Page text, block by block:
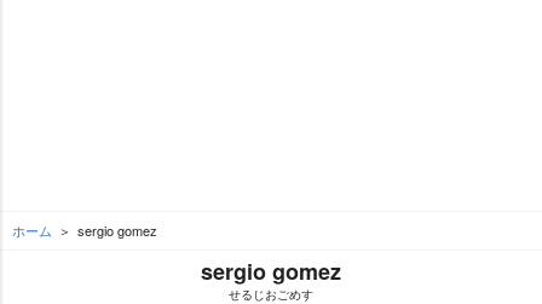
ホーム sergio gomez
sergio gomez
せるじおごめす